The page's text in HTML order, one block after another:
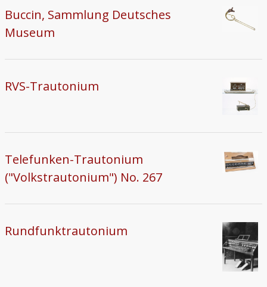
Buccin, Sammlung Deutsches
Museum
RVS-Trautonium
Telefunken-Trautonium
("Volkstrautonium") No. 267
Rundfunktrautonium